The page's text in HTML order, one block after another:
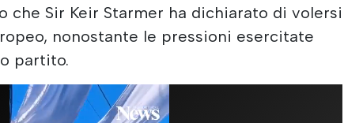
che Sir Keir Starmer ha dichiarato di volersi
nonostante le pressioni esercitate
partito.